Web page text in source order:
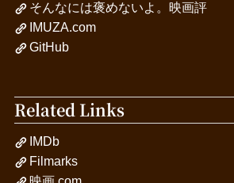
そんなには褒めないよ。映画評
IMUZA.com
GitHub
Related Links
IMDb
Filmarks